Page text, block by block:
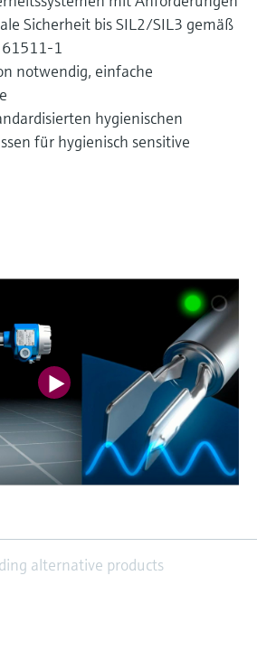
Sicherheit bis SIL2/SIL3 gemäß
61511-1
notwendig, einfache
hygienischen
für hygienisch sensitive
alternative products